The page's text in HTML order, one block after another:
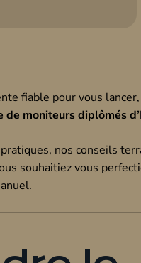
fiable pour vous
de moniteurs diplômés
nos conseils
souhaitiez vous